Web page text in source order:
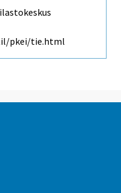
pkei/tie.html